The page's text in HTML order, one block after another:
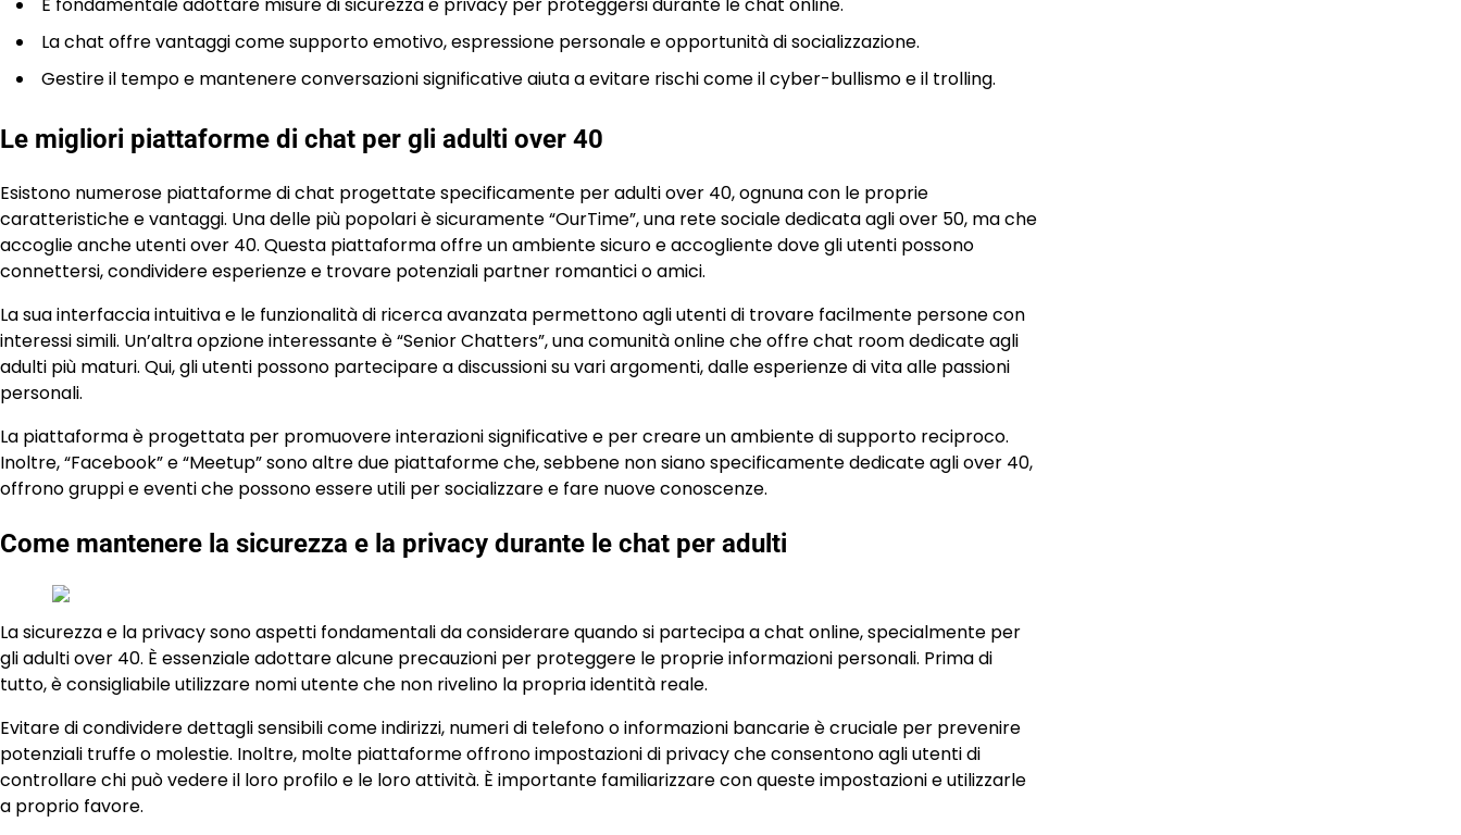
È fondamentale adottare misure di sicurezza e privacy per proteggersi durante le chat online.
La chat offre vantaggi come supporto emotivo, espressione personale e opportunità di socializzazione.
Gestire il tempo e mantenere conversazioni significative aiuta a evitare rischi come il cyber-bullismo e il trolling.
Le migliori piattaforme di chat per gli adulti over 40
Esistono numerose piattaforme di chat progettate specificamente per adulti over 40, ognuna con le proprie
caratteristiche e vantaggi. Una delle più popolari è sicuramente “OurTime”, una rete sociale dedicata agli over 50, ma che
accoglie anche utenti over 40. Questa piattaforma offre un ambiente sicuro e accogliente dove gli utenti possono
connettersi, condividere esperienze e trovare potenziali partner romantici o amici.
La sua interfaccia intuitiva e le funzionalità di ricerca avanzata permettono agli utenti di trovare facilmente persone con
interessi simili. Un’altra opzione interessante è “Senior Chatters”, una comunità online che offre chat room dedicate agli
adulti più maturi. Qui, gli utenti possono partecipare a discussioni su vari argomenti, dalle esperienze di vita alle passioni
personali.
La piattaforma è progettata per promuovere interazioni significative e per creare un ambiente di supporto reciproco.
Inoltre, “Facebook” e “Meetup” sono altre due piattaforme che, sebbene non siano specificamente dedicate agli over 40,
offrono gruppi e eventi che possono essere utili per socializzare e fare nuove conoscenze.
Come mantenere la sicurezza e la privacy durante le chat per adulti
La sicurezza e la privacy sono aspetti fondamentali da considerare quando si partecipa a chat online, specialmente per
gli adulti over 40. È essenziale adottare alcune precauzioni per proteggere le proprie informazioni personali. Prima di
tutto, è consigliabile utilizzare nomi utente che non rivelino la propria identità reale.
Evitare di condividere dettagli sensibili come indirizzi, numeri di telefono o informazioni bancarie è cruciale per prevenire
potenziali truffe o molestie. Inoltre, molte piattaforme offrono impostazioni di privacy che consentono agli utenti di
controllare chi può vedere il loro profilo e le loro attività. È importante familiarizzare con queste impostazioni e utilizzarle
a proprio favore.